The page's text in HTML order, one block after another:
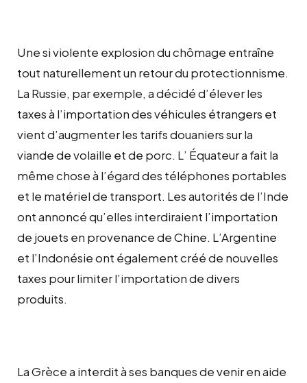
Une si violente explosion du chômage entraîne
tout naturellement un retour du protectionnisme.
La Russie, par exemple, a décidé d’élever les
taxes à l’importation des véhicules étrangers et
vient d’augmenter les tarifs douaniers sur la
viande de volaille et de porc. L’ Équateur a fait la
même chose à l’égard des téléphones portables
et le matériel de transport. Les autorités de l’Inde
ont annoncé qu’elles interdiraient l’importation
de jouets en provenance de Chine. L’Argentine
et l’Indonésie ont également créé de nouvelles
taxes pour limiter l’importation de divers
produits.
La Grèce a interdit à ses banques de venir en aide